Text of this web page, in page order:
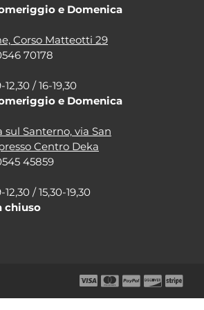
e Domenica
Corso Matteotti 29
70178
/ 16-19,30
e Domenica
sul Santerno, via San
Centro Deka
45859
/ 15,30-19,30
chiuso